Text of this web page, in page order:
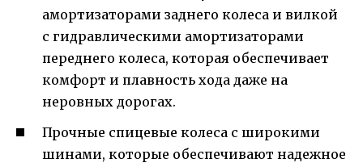
амортизаторами заднего колеса и вилкой
с гидравлическими амортизаторами
переднего колеса, которая обеспечивает
комфорт и плавность хода даже на
неровных дорогах.
Прочные спицевые колеса с широкими
шинами, которые обеспечивают надежное